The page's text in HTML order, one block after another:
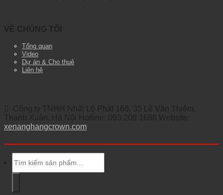
Tổng quan
Video
Dự án & Cho thuê
Liên hệ
xenanghangcrown.com
kiếm: